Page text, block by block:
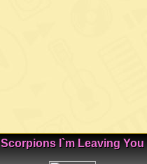
Scorpions I`m Leaving You